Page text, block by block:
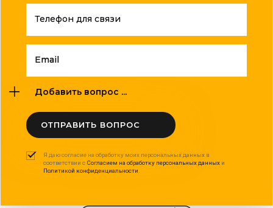
Телефон для связи
Email
Добавить вопрос ...
ОТПРАВИТЬ ВОПРОС
Я даю согласие на обработку моих персональных данных в
соответствии с Согласием на обработку персональных данных и
Политикой конфиденциальности